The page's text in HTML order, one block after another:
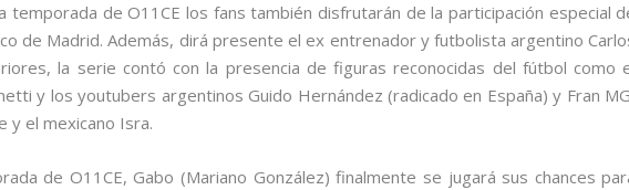
temporada de O11CE los fans también disfrutarán de la participación especial
de Madrid. Además, dirá presente el ex entrenador y futbolista argentino
la serie contó con la presencia de figuras reconocidas del fútbol como
y los youtubers argentinos Guido Hernández (radicado en España) y Fran
y el mexicano Isra.
de O11CE, Gabo (Mariano González) finalmente se jugará sus chances